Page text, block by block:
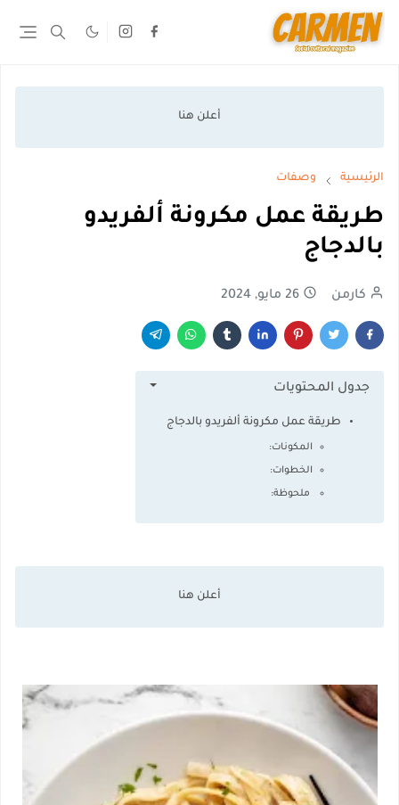
الرئيسية وصفات
طريقة عمل مكرونة ألفريدو
بالدجاج
كارمن 26 مايو, 2024
جدول المحتويات
طريقة عمل مكرونة ألفريدو بالدجاج
المكونات:
الخطوات:
ملحوظة: